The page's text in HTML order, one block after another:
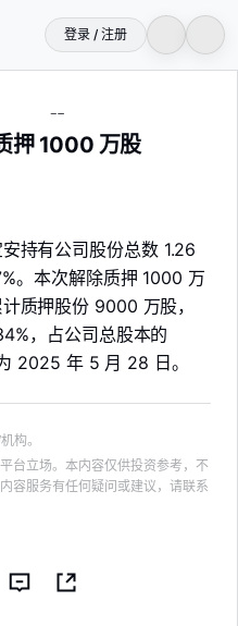
登录 / 注册
万股
押 1000 万股
持有公司股份总数 1.26
。本次解除质押 1000 万
质押股份 9000 万股，
，占公司总股本的
2025 年 5 月 28 日。
构。
台立场。本内容仅供投资参考，不
容服务有任何疑问或建议，请联系